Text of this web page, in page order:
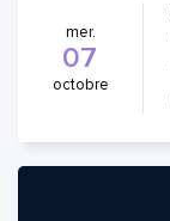
mer.
07
octobre